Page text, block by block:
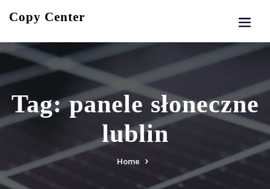
Copy Center
Tag:panele słoneczne
lublin
Home